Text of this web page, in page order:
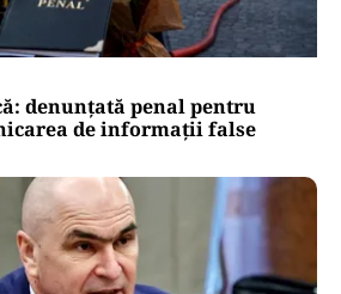
denunțată penal pentru
de informații false